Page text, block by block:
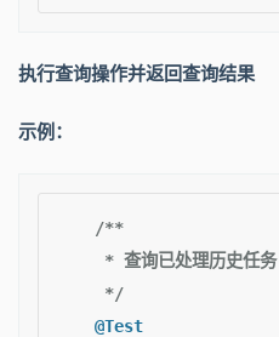
执行查询操作并返回查询结果
示例：
/**
     * 查询已处理历史任务
     */
@Test